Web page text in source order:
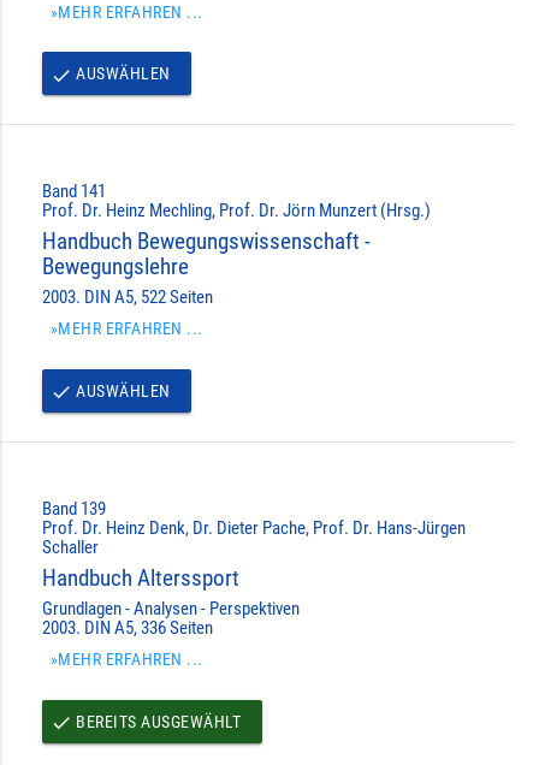
»MEHR ERFAHREN ...
done AUSWÄHLEN
Band 141
Prof. Dr. Heinz Mechling, Prof. Dr. Jörn Munzert (Hrsg.)
Handbuch Bewegungswissenschaft -
Bewegungslehre
2003. DIN A5, 522 Seiten
»MEHR ERFAHREN ...
done AUSWÄHLEN
Band 139
Prof. Dr. Heinz Denk, Dr. Dieter Pache, Prof. Dr. Hans-Jürgen
Schaller
Handbuch Alterssport
Grundlagen - Analysen - Perspektiven
2003. DIN A5, 336 Seiten
»MEHR ERFAHREN ...
done BEREITS AUSGEWÄHLT